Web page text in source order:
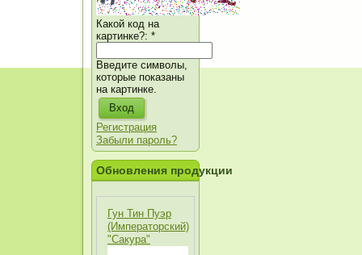
Какой код на
картинке?: *
Введите символы,
которые показаны
на картинке.
Регистрация
Забыли пароль?
Обновления продукции
Гун Тин Пуэр
(Императорский)
"Сакура"